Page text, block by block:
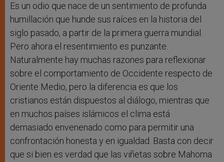
Es un odio que nace de un sentimiento de profunda
humillación que hunde sus raíces en la historia del
siglo pasado, a partir de la primera guerra mundial.
Pero ahora el resentimiento es punzante.
Naturalmente hay muchas razones para reflexionar
sobre el comportamiento de Occidente respecto de
Oriente Medio, pero la diferencia es que los
cristianos están dispuestos al diálogo, mientras que
en muchos países islámicos el clima está
demasiado envenenado como para permitir una
confrontación honesta y en igualdad. Basta con decir
que si bien es verdad que las viñetas sobre Mahoma